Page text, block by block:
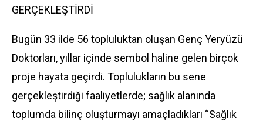
GERÇEKLEŞTİRDİ
Bugün 33 ilde 56 topluluktan oluşan Genç Yeryüzü
Doktorları, yıllar içinde sembol haline gelen birçok
proje hayata geçirdi. Toplulukların bu sene
gerçekleştirdiği faaliyetlerde; sağlık alanında
toplumda bilinç oluşturmayı amaçladıkları “Sağlık